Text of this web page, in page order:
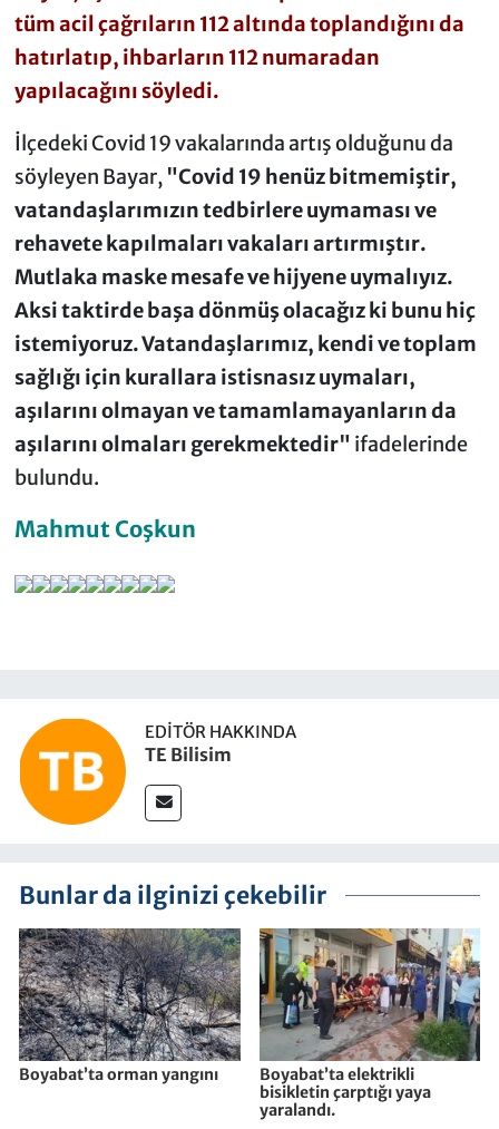
tüm acil çağrıların 112 altında toplandığını da
hatırlatıp, ihbarların 112 numaradan
yapılacağını söyledi.
İlçedeki Covid 19 vakalarında artış olduğunu da
söyleyen Bayar, "Covid 19 henüz bitmemiştir,
vatandaşlarımızın tedbirlere uymaması ve
rehavete kapılmaları vakaları artırmıştır.
Mutlaka maske mesafe ve hijyene uymalıyız.
Aksi taktirde başa dönmüş olacağız ki bunu hiç
istemiyoruz. Vatandaşlarımız, kendi ve toplam
sağlığı için kurallara istisnasız uymaları,
aşılarını olmayan ve tamamlamayanların da
aşılarını olmaları gerekmektedir" ifadelerinde
bulundu.
Mahmut Coşkun
EDITÖR HAKKINDA
TE Bilisim
Bunlar da ilginizi çekebilir
Boyabat’ta orman yangını
Boyabat’ta elektrikli
bisikletin çarptığı yaya
yaralandı.